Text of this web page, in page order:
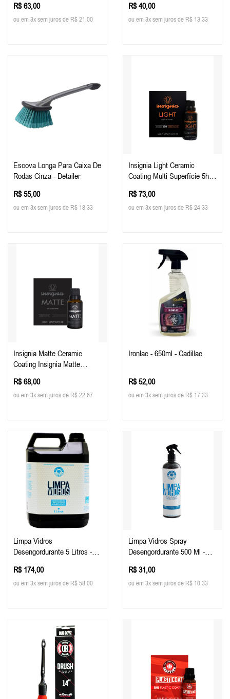
R$ 63,00
ou em 3x sem juros de R$ 21,00
Tech
R$ 40,00
ou em 3x sem juros de R$ 13,33
Escova Longa Para Caixa De
Rodas Cinza - Detailer
R$ 55,00
ou em 3x sem juros de R$ 18,33
Insignia Light Ceramic
Coating Multi Superfície 5h,
R$ 73,00
ou em 3x sem juros de R$ 24,33
Insignia Matte Ceramic
Coating Insignia Matte
30ml - Easytech
R$ 68,00
ou em 3x sem juros de R$ 22,67
Ironlac - 650ml - Cadillac
R$ 52,00
ou em 3x sem juros de R$ 17,33
Limpa Vidros
Desengordurante 5 Litros -
R$ 174,00
ou em 3x sem juros de R$ 58,00
Limpa Vidros Spray
Desengordurante 500 Ml -
R$ 31,00
ou em 3x sem juros de R$ 10,33